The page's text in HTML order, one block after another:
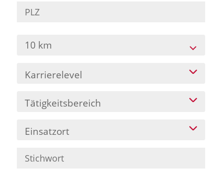
Presse
News Archiv
10 km
Karrierelevel
Tätigkeitsbereich
Einsatzort